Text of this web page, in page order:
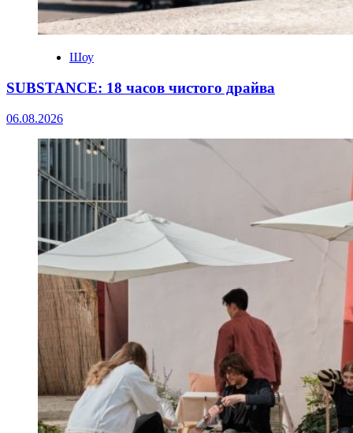
Шоу
SUBSTANCE: 18 часов чистого драйва
06.08.2026